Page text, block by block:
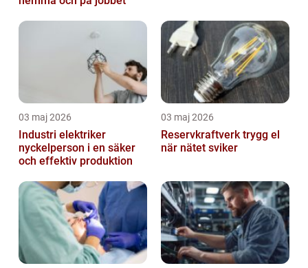
03 maj 2026
Industri elektriker
nyckelperson i en säker
och effektiv produktion
03 maj 2026
Reservkraftverk trygg el
när nätet sviker